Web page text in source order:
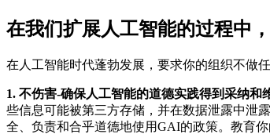
在我们扩展人工智能的过程中
在人工智能时代蓬勃发展，要求你的组织不做
1. 不伤害-确保人工智能的道德实践得到采纳和
些信息可能被第三方存储，并在数据泄露中泄
全、负责和合乎道德地使用GAI的政策。教育